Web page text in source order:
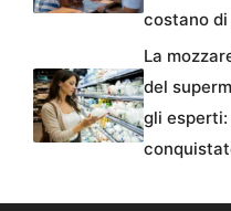
costano
La
del
gli